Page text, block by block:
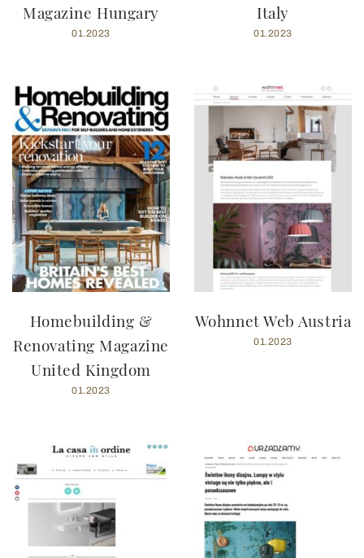
Magazine Hungary
01.2023
Italy
01.2023
Homebuilding &
Renovating Magazine
United Kingdom
01.2023
Wohnnet Web Austria
01.2023